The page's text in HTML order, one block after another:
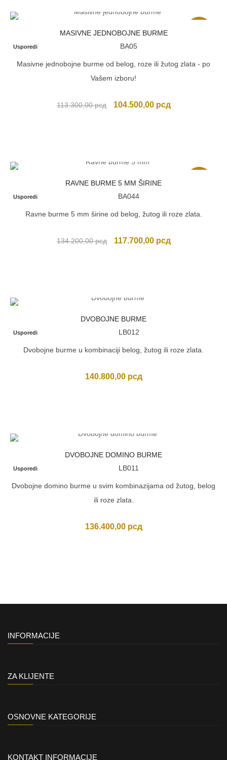
MASIVNE JEDNOBOJNE BURME
Usporedi BA05
Masivne jednobojne burme od belog, roze ili žutog zlata - po
Vašem izboru!
113.300,00рсд
Originalna
104.500,00 рсдTrenutna
RAVNE BURME 5 MM ŠIRINE
Usporedi BA044
Ravne burme 5 mm širine od belog, žutog ili roze zlata.
134.200,00рсд
Originalna
117.700,00 рсдTrenutna
DVOBOJNE BURME
Usporedi LB012
Dvobojne burme u kombinaciji belog, žutog ili roze zlata.
140.800,00 рсд
DVOBOJNE DOMINO BURME
Usporedi LB011
Dvobojne domino burme u svim kombinazijama od žutog, belog
ili roze zlata.
136.400,00 рсд
INFORMACIJE
ZA KLIJENTE
OSNOVNE KATEGORIJE
KONTAKT INFORMACIJE